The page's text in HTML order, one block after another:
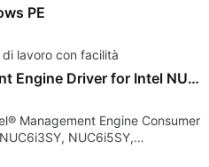
PE
lavoro con facilità
Intel Management Engine Driver for Intel NUC Kit
Management Engine Consumer
NUC6i5SY,